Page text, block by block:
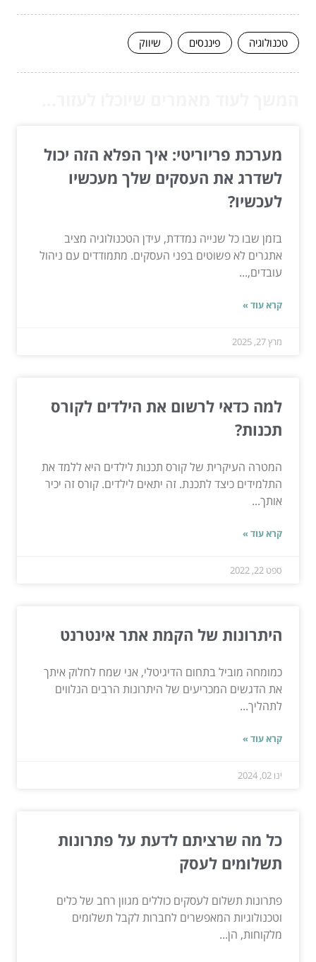
טכנולוגיה פיננסים שיווק
מערכת פריוריטי: איך הפלא הזה יכול
לשדרג את העסקים שלך מעכשיו
לעכשיו?
בזמן שבו כל שנייה נמדדת, עידן הטכנולוגיה מציב
אתגרים לא פשוטים בפני העסקים. מתמודדים עם ניהול
עובדים,...
קרא עוד »
מרץ 27, 2025
למה כדאי לרשום את הילדים לקורס
תכנות?
המטרה העיקרית של קורס תכנות לילדים היא ללמד את
התלמידים כיצד לתכנת. זה יתאים לילדים. קורס זה יכיר
אותך...
קרא עוד »
ספט 22, 2022
היתרונות של הקמת אתר אינטרנט
כמומחה מוביל בתחום הדיגיטלי, אני שמח לחלוק איתך
את הדגשים המכריעים של היתרונות הרבים הנלווים
לתהליך...
קרא עוד »
ינו 02, 2024
כל מה שרציתם לדעת על פתרונות
תשלומים לעסק
פתרונות תשלום לעסקים כוללים מגוון רחב של כלים
וטכנולוגיות המאפשרים לחברות לקבל תשלומים
מלקוחות, הן...